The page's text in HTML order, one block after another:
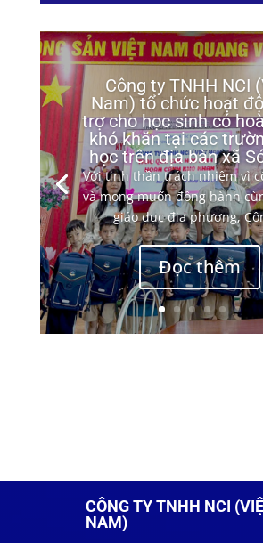
Công ty TNHH NCI
Nam) tổ chức hoạt
trợ cho học sinh có
khó khăn tại các
học trên địa bàn xã
Với tinh thần trách nhiệm vì
và mong muốn đồng hành
giáo dục địa phương,
Đọc thêm
CÔNG TY TNHH NCI
NAM)